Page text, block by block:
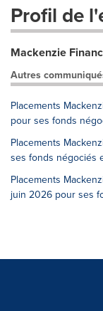
Profil de
Mackenzie
Autres
Placements
pour ses fonds
Placements
ses fonds négociés
Placements
juin 2026 pour ses